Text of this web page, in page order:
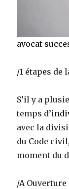
avocat
/1 étapes de
S’il y a
temps d’
avec la
du Code
moment du
/A